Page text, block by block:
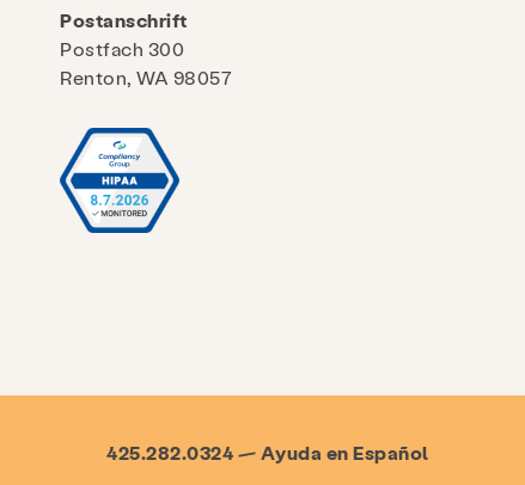
425.282.0324 — Ayuda en Español
Postanschrift
Postfach 300
Renton, WA 98057